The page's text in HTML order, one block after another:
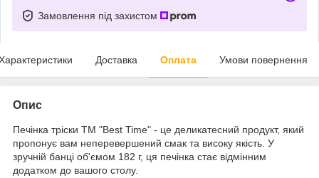
Замовлення під захистом
Доставка Оплата Умови повернення
Опис
Печінка тріски ТМ "Best Time" - це деликатесний продукт, який
пропонує вам неперевершений смак та високу якість. У
зручній банці об'ємом 182 г, ця печінка стає відмінним
додатком до вашого столу.